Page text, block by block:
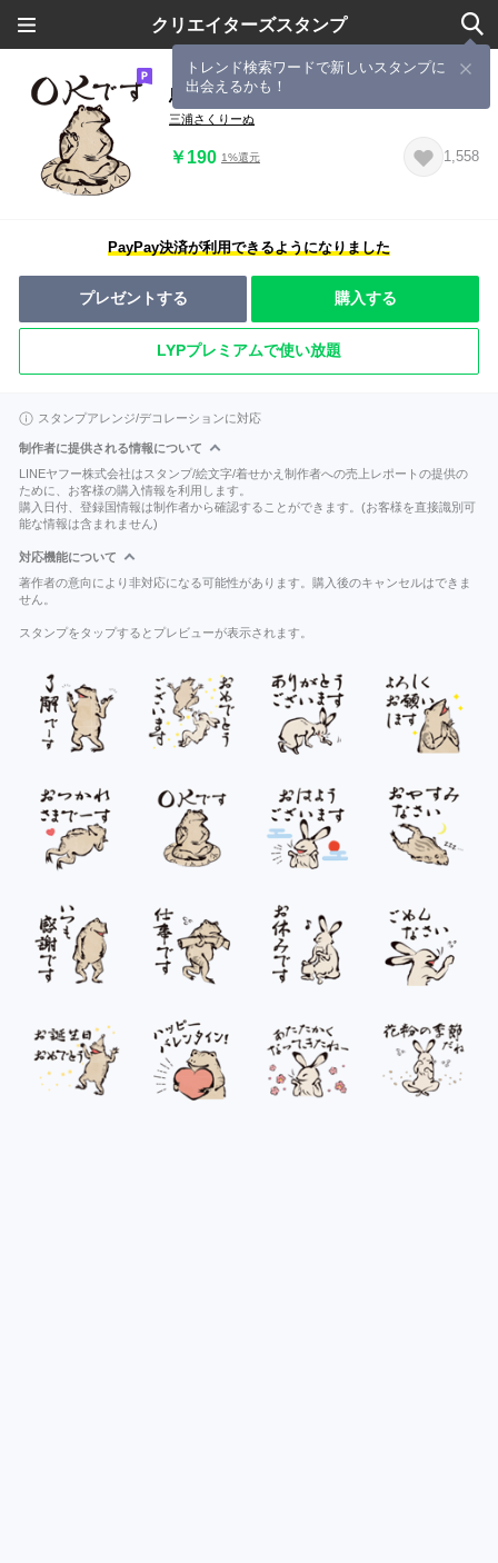
クリエイターズスタンプ
トレンド検索ワードで新しいスタンプに
出会えるかも！
鳥獣戯画【年中使えるの巻】
三浦さくりーぬ
￥190 1%還元 1,558
PayPay決済が利用できるようになりました
プレゼントする 購入する
LYPプレミアムで使い放題
スタンプアレンジ/デコレーションに対応
制作者に提供される情報について
LINEヤフー株式会社はスタンプ/絵文字/着せかえ制作者への売上レポートの提供の
ために、お客様の購入情報を利用します。
購入日付、登録国情報は制作者から確認することができます。(お客様を直接識別可
能な情報は含まれません)
対応機能について
著作者の意向により非対応になる可能性があります。購入後のキャンセルはできま
せん。
スタンプをタップするとプレビューが表示されます。